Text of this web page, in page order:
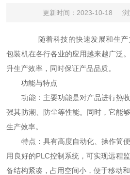
更新时间：2023-10-18
随着科技的快速发展和生产
包装机在各行各业的应用越来越广泛
升生产效率，同时保证产品品质。
功能与特点
功能：主要功能是对产品进行热收
强其防潮、防尘等性能。同时，它能
生产效率。
特点：具有高度自动化、操作简便
用良好的PLC控制系统，可实现远程
备结构紧凑，占用空间小，便于移动和